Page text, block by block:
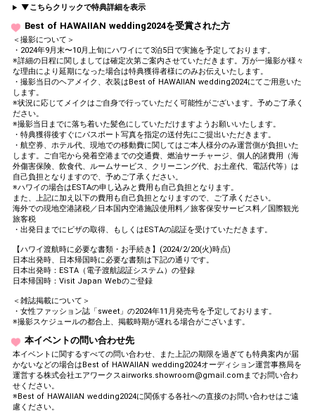
▼こちらクリックで特典詳細を表示
Best of HAWAIIAN wedding2024を受賞された方
＜撮影について＞
・2024年9月末〜10月上旬にハワイにて3泊5日で実施を予定しております。
※詳細の日程に関しましては確定次第ご案内させていただきます。万が一撮影が様々
な理由により延期になった場合は特典獲得者様にのみお伝えいたします。
・撮影当日のヘアメイク、衣装はBest of HAWAIIAN wedding2024にてご用意いた
します。
※状況に応じてメイクはご自身で行っていただく可能性がございます。予めご了承く
ださい。
※撮影当日までに落ち着いた髪色にしていただけますようお願いいたします。
・特典獲得後すぐにパスポート写真を指定の送付先にご提出いただきます。
・航空券、ホテル代、現地での移動費に関してはご本人様分のみ運営側が負担いた
します。ご自宅から発着空港までの交通費、燃油サーチャージ、個人的諸費用（海
外傷害保険、飲食代、ルームサービス、クリーニング代、お土産代、電話代等）は
自己負担となりますので、予めご了承ください。
※ハワイの場合はESTAの申し込みと費用も自己負担となります。
また、上記に加え以下の費用も自己負担となりますので、ご了承ください。
海外での現地空港諸税／日本国内空港施設使用料／旅客保安サービス料／国際観光
旅客税
・出発日までにビザの取得、もしくはESTAの認証を受けていただきます。
【ハワイ渡航時に必要な書類・お手続き】(2024/2/20(火)時点)
日本出発時、日本帰国時に必要な書類は下記の通りです。
日本出発時：ESTA（電子渡航認証システム）の登録
日本帰国時：Visit Japan Webのご登録
＜雑誌掲載について＞
・女性ファッション誌「sweet」の2024年11月発売号を予定しております。
※撮影スケジュールの都合上、掲載時期が遅れる場合がございます。
本イベントの問い合わせ先
本イベントに関するすべての問い合わせ、また上記の期限を過ぎても特典案内が届
かないなどの場合はBest of HAWAIIAN wedding2024オーディション運営事務局を
運営する株式会社エアワークスairworks.showroom@gmail.comまでお問い合わ
せください。
※Best of HAWAIIAN wedding2024に関係する各社への直接のお問い合わせはご遠
慮ください。